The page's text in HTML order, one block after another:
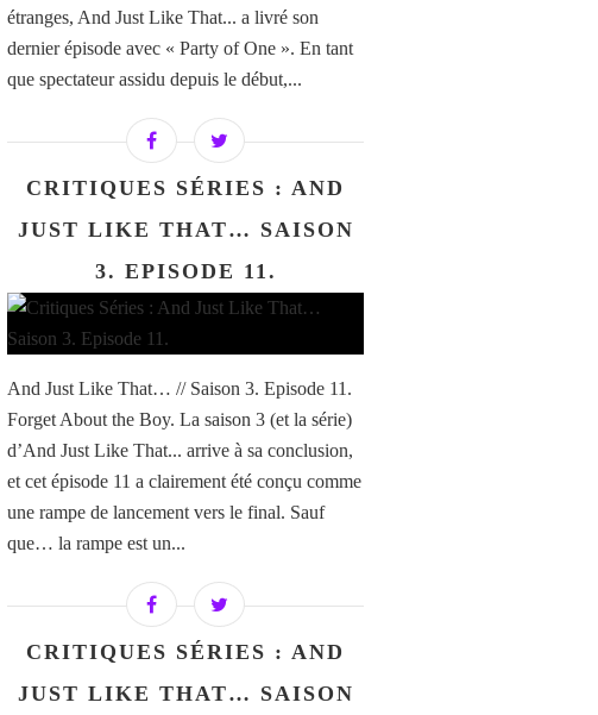
étranges, And Just Like That... a livré son
dernier épisode avec « Party of One ». En tant
que spectateur assidu depuis le début,...
CRITIQUES SÉRIES : AND
JUST LIKE THAT… SAISON
3. EPISODE 11.
And Just Like That… // Saison 3. Episode 11.
Forget About the Boy. La saison 3 (et la série)
d’And Just Like That... arrive à sa conclusion,
et cet épisode 11 a clairement été conçu comme
une rampe de lancement vers le final. Sauf
que… la rampe est un...
CRITIQUES SÉRIES : AND
JUST LIKE THAT… SAISON